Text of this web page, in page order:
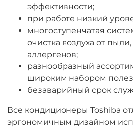
эффективности;
при работе низкий
многоступенчатая
очистка воздуха от
аллергенов;
разнообразный
широким набором
безаварийный срок
Все кондиционеры Toshiba
эргономичным дизайном